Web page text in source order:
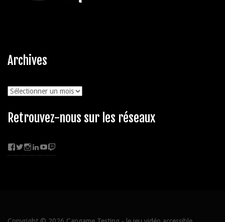
Archives
Archives
Retrouvez-nous sur les réseaux
Facebook
Twitter
Instagram
LinkedIn
YouTube